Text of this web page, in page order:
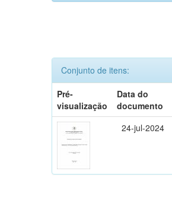
Conjunto de itens:
Pré-
visualização
Data do
documento
24-jul-2024